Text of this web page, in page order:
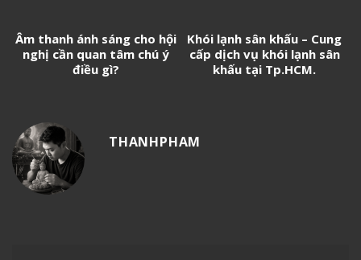
Âm thanh ánh sáng cho hội
nghị cần quan tâm chú ý
điều gì?
Khói lạnh sân khấu – Cung
cấp dịch vụ khói lạnh sân
khấu tại Tp.HCM.
THANHPHAM